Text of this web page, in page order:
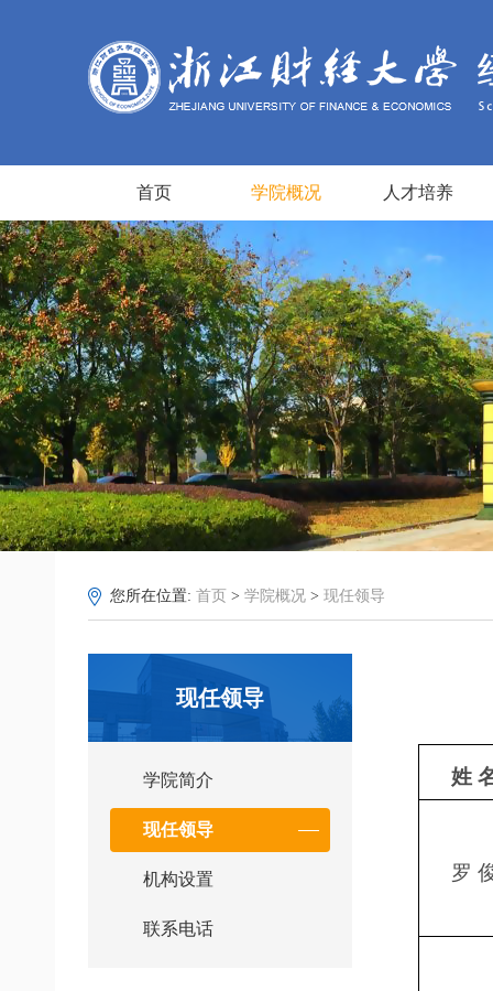
首页 学院概况 人才培养
您所在位置: 首页 > 学院概况 > 现任领导
现任领导
学院简介
现任领导
机构设置
联系电话
姓
罗